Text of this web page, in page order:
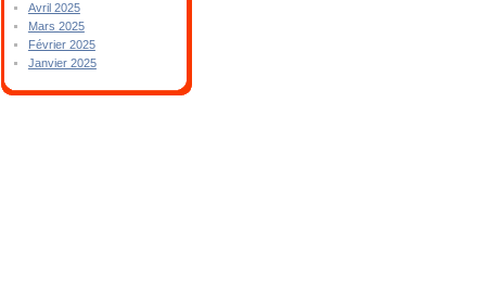
Avril 2025
Mars 2025
Février 2025
Janvier 2025